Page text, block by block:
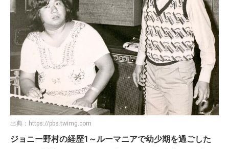
出典： https://pbs.twimg.com
ジョニー野村の経歴1～ルーマニアで幼少期を過ごした